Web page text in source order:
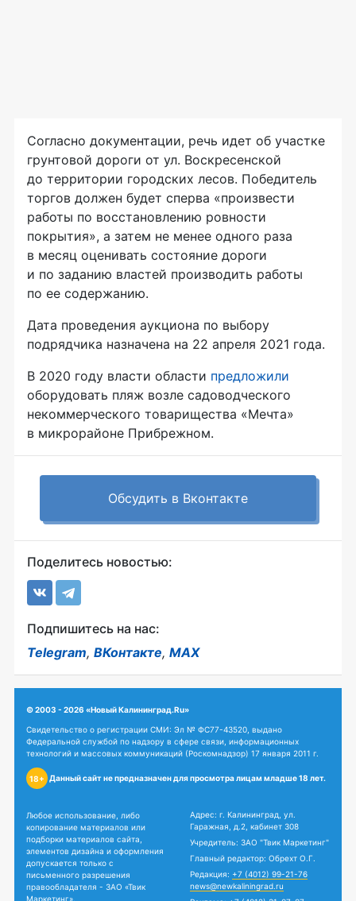
Согласно документации, речь идет об участке
грунтовой дороги от ул. Воскресенской
до территории городских лесов. Победитель
торгов должен будет сперва «произвести
работы по восстановлению ровности
покрытия», а затем не менее одного раза
в месяц оценивать состояние дороги
и по заданию властей производить работы
по ее содержанию.
Дата проведения аукциона по выбору
подрядчика назначена на 22 апреля 2021 года.
В 2020 году власти области предложили
оборудовать пляж возле садоводческого
некоммерческого товарищества «Мечта»
в микрорайоне Прибрежном.
Обсудить в Вконтакте
Поделитесь новостью:
Подпишитесь на нас:
Telegram, ВКонтакте, MAX
© 2003 - 2026 «Новый Калининград.Ru»
Свидетельство о регистрации СМИ: Эл № ФС77-43520, выдано
Федеральной службой по надзору в сфере связи, информационных
технологий и массовых коммуникаций (Роскомнадзор) 17 января 2011 г.
18+ Данный сайт не предназначен для просмотра лицам младше 18 лет.
Любое использование, либо
копирование материалов или
подборки материалов сайта,
элементов дизайна и оформления
допускается только с
письменного разрешения
правообладателя - ЗАО «Твик
Маркетинг».
Адрес: г. Калининград, ул.
Гаражная, д.2, кабинет 308
Учредитель: ЗАО "Твик Маркетинг"
Главный редактор: Обрехт О.Г.
Редакция: +7 (4012) 99-21-76
news@newkaliningrad.ru